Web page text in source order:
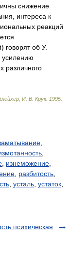
снижение
интереса к
реакций
говорят об У.
усилению
различного
И. В. Крук. 1995
изнеможение
разбитость
усталь устаток
психическая